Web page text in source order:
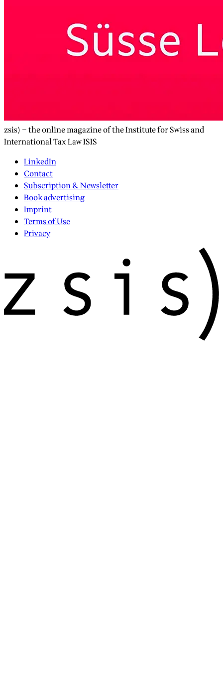
zsis) – the online magazine of the Institute for Swiss and
International Tax Law ISIS
LinkedIn
Contact
Subscription & Newsletter
Book advertising
Imprint
Terms of Use
Privacy